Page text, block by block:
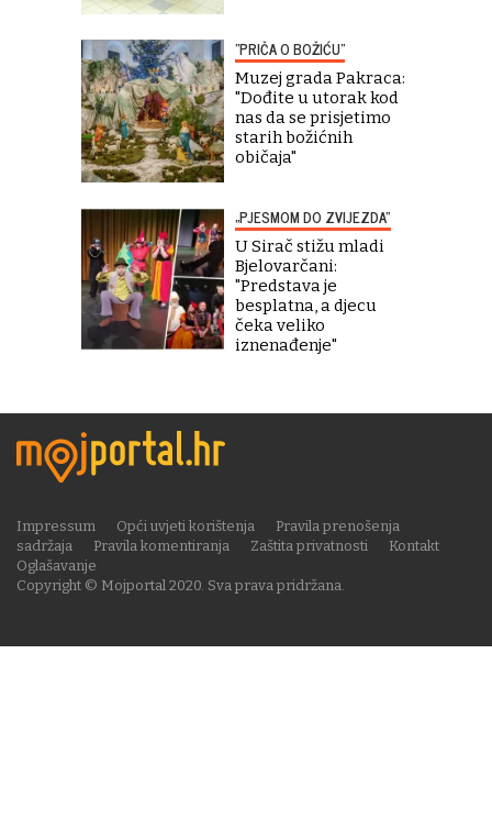
"PRIČA O BOŽIĆU"
Muzej grada Pakraca:
"Dođite u utorak kod
nas da se prisjetimo
starih božićnih
običaja"
„PJESMOM DO ZVIJEZDA“
U Sirač stižu mladi
Bjelovarčani:
"Predstava je
besplatna, a djecu
čeka veliko
iznenađenje"
Copyright © Mojportal 2020. Sva prava pridržana.
Impressum Opći uvjeti korištenja
Pravila prenošenja
sadržaja
Pravila komentiranja Zaštita privatnosti
Kontakt
Oglašavanje